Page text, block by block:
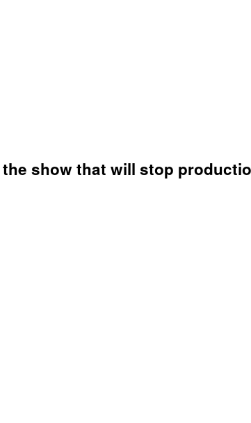
show that will stop